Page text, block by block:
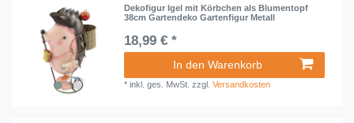
Dekofigur Igel mit Körbchen als Blumentopf
38cm Gartendeko Gartenfigur Metall
18,99 € *
In den Warenkorb
*inkl. ges. MwSt. zzgl.Versandkosten